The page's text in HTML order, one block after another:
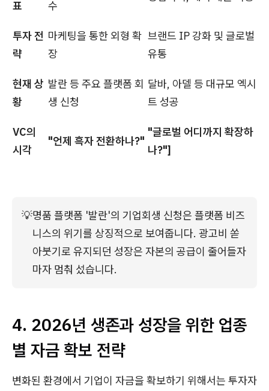
표 수
투자 전
략
마케팅을 통한 외형 확
장
브랜드 IP 강화 및 글로벌
유통
현재 상
황
발란 등 주요 플랫폼 회
생 신청
달바, 아델 등 대규모 엑시
트 성공
VC의
시각
"언제 흑자 전환하나?"
"글로벌 어디까지 확장하
나?"]
💡명품 플랫폼 '발란'의 기업회생 신청은 플랫폼 비즈
니스의 위기를 상징적으로 보여줍니다. 광고비 쏟
아붓기로 유지되던 성장은 자본의 공급이 줄어들자
마자 멈춰 섰습니다.
4. 2026년 생존과 성장을 위한 업종
별 자금 확보 전략
변화된 환경에서 기업이 자금을 확보하기 위해서는 투자자